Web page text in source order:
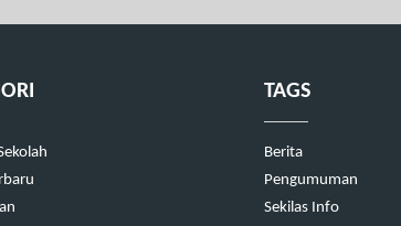
TAGS
Berita
Pengumuman
Sekilas Info